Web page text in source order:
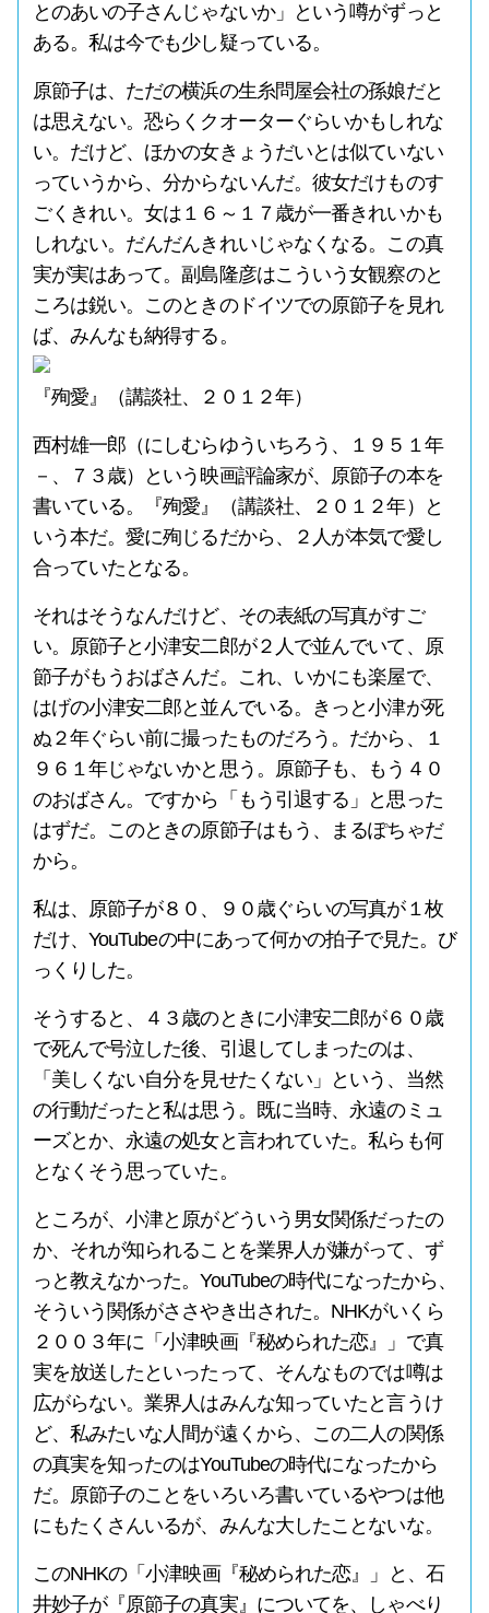
とのあいの子さんじゃないか」という噂がずっと
ある。私は今でも少し疑っている。
原節子は、ただの横浜の生糸問屋会社の孫娘だと
は思えない。恐らくクオーターぐらいかもしれな
い。だけど、ほかの女きょうだいとは似ていない
っていうから、分からないんだ。彼女だけものす
ごくきれい。女は１６～１７歳が一番きれいかも
しれない。だんだんきれいじゃなくなる。この真
実が実はあって。副島隆彦はこういう女観察のと
ころは鋭い。このときのドイツでの原節子を見れ
ば、みんなも納得する。
『殉愛』（講談社、２０１２年）
西村雄一郎（にしむらゆういちろう、１９５１年
－、７３歳）という映画評論家が、原節子の本を
書いている。『殉愛』（講談社、２０１２年）と
いう本だ。愛に殉じるだから、２人が本気で愛し
合っていたとなる。
それはそうなんだけど、その表紙の写真がすご
い。原節子と小津安二郎が２人で並んでいて、原
節子がもうおばさんだ。これ、いかにも楽屋で、
はげの小津安二郎と並んでいる。きっと小津が死
ぬ２年ぐらい前に撮ったものだろう。だから、１
９６１年じゃないかと思う。原節子も、もう４０
のおばさん。ですから「もう引退する」と思った
はずだ。このときの原節子はもう、まるぽちゃだ
から。
私は、原節子が８０、９０歳ぐらいの写真が１枚
だけ、YouTubeの中にあって何かの拍子で見た。び
っくりした。
そうすると、４３歳のときに小津安二郎が６０歳
で死んで号泣した後、引退してしまったのは、
「美しくない自分を見せたくない」という、当然
の行動だったと私は思う。既に当時、永遠のミュ
ーズとか、永遠の処女と言われていた。私らも何
となくそう思っていた。
ところが、小津と原がどういう男女関係だったの
か、それが知られることを業界人が嫌がって、ず
っと教えなかった。YouTubeの時代になったから、
そういう関係がささやき出された。NHKがいくら
２００３年に「小津映画『秘められた恋』」で真
実を放送したといったって、そんなものでは噂は
広がらない。業界人はみんな知っていたと言うけ
ど、私みたいな人間が遠くから、この二人の関係
の真実を知ったのはYouTubeの時代になったから
だ。原節子のことをいろいろ書いているやつは他
にもたくさんいるが、みんな大したことないな。
このNHKの「小津映画『秘められた恋』」と、石
井妙子が『原節子の真実』についてを、しゃべり